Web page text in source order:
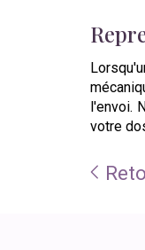
l'envoi.
votre